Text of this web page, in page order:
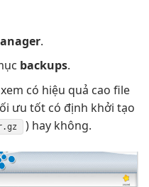
.
backups.
xem có hiệu quả cao file
ưu tốtcó định khởi tạo
) hay không.